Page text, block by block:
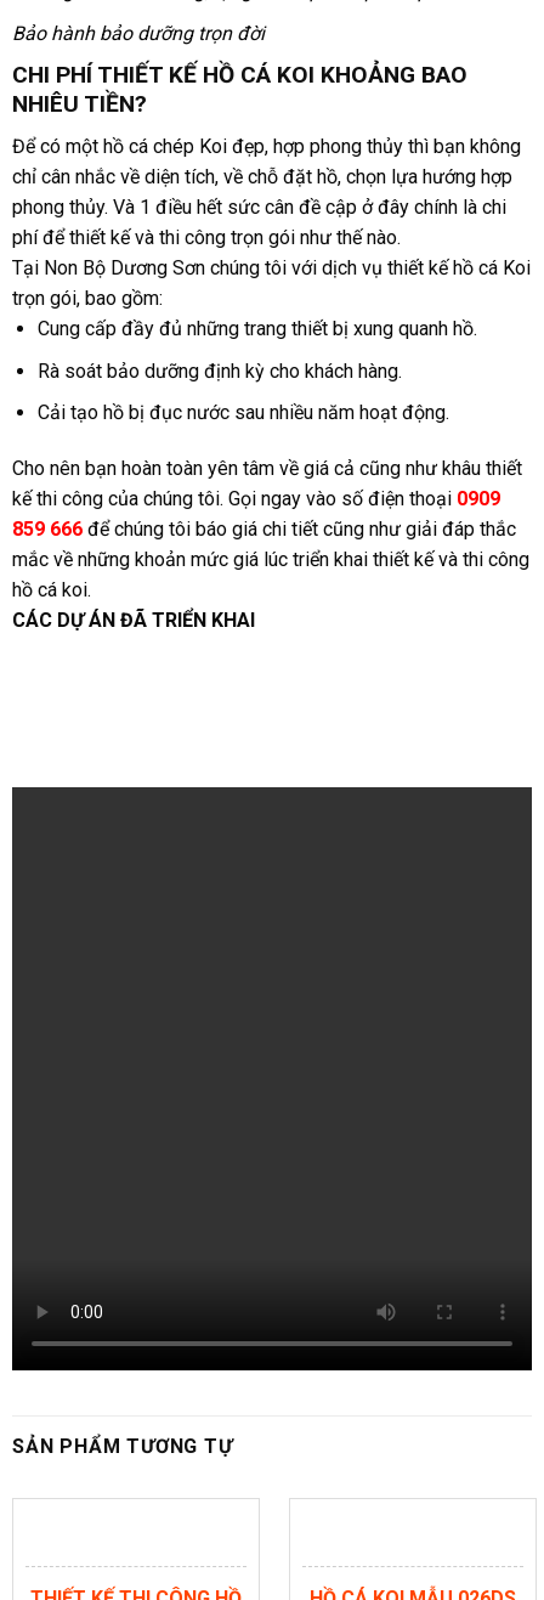
Bảo hành bảo dưỡng trọn đời
CHI PHÍ THIẾT KẾ HỒ CÁ KOI KHOẢNG BAO
NHIÊU TIỀN?
Để có một hồ cá chép Koi đẹp, hợp phong thủy thì bạn không
chỉ cân nhắc về diện tích, về chỗ đặt hồ, chọn lựa hướng hợp
phong thủy. Và 1 điều hết sức cân đề cập ở đây chính là chi
phí để thiết kế và thi công trọn gói như thế nào.
Tại Non Bộ Dương Sơn chúng tôi với dịch vụ thiết kế hồ cá Koi
trọn gói, bao gồm:
Cung cấp đầy đủ những trang thiết bị xung quanh hồ.
Rà soát bảo dưỡng định kỳ cho khách hàng.
Cải tạo hồ bị đục nước sau nhiều năm hoạt động.
Cho nên bạn hoàn toàn yên tâm về giá cả cũng như khâu thiết
kế thi công của chúng tôi. Gọi ngay vào số điện thoại 0909
859 666 để chúng tôi báo giá chi tiết cũng như giải đáp thắc
mắc về những khoản mức giá lúc triển khai thiết kế và thi công
hồ cá koi.
CÁC DỰ ÁN ĐÃ TRIỂN KHAI
SẢN PHẨM TƯƠNG TỰ